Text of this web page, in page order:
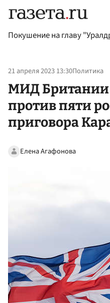
Покушение на главу
21 апреля 2023 13:30Политика
МИД Британии
против пяти
приговора
Елена Агафонова